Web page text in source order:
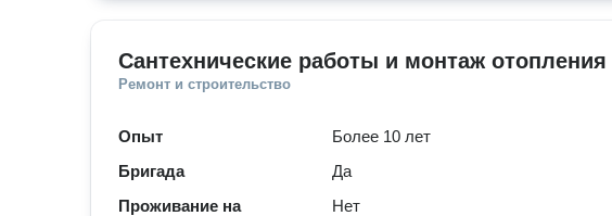
Сантехнические работы и монтаж отопления
Ремонт и строительство
Опыт
Более 10 лет
Бригада
Да
Проживание на
Нет